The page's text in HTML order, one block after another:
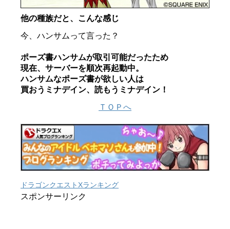
他の種族だと、こんな感じ
今、ハンサムって言った？
ポーズ書ハンサムが取引可能だったため
現在、サーバーを順次再起動中。
ハンサムなポーズ書が欲しい人は
買おうミナデイン、読もうミナデイン！
ＴＯＰへ
ドラゴンクエストXランキング
スポンサーリンク